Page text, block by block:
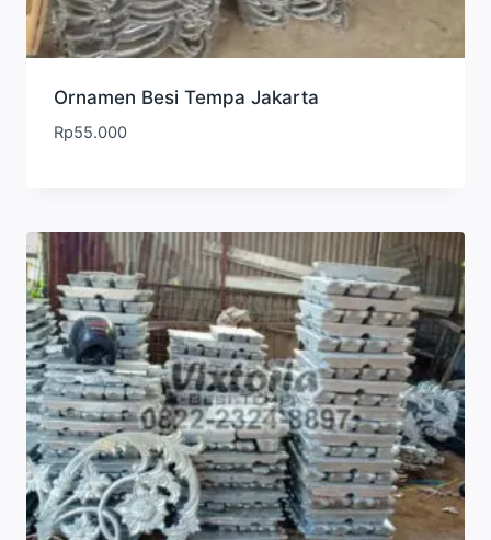
Ornamen Besi Tempa Jakarta
Rp55.000